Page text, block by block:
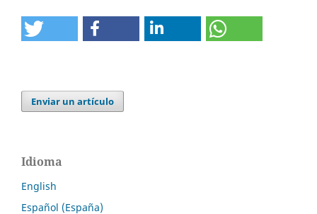
Enviar un artículo
Idioma
English
Español (España)